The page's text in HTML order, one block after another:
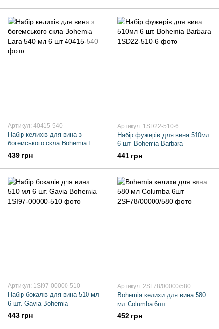
Артикул: 40415-540
Набір келихів для вина з
богемського скла Bohemia Lara
540 мл 6 шт
439 грн
Артикул: 1SD22-510-6
Набір фужерів для вина 510мл
6 шт. Bohemia Barbara
441 грн
Артикул: 1SI97-00000-510
Набір бокалів для вина 510 мл
6 шт. Gavia Bohemia
443 грн
Артикул: 2SF78/00000/580
Bohemia келихи для вина 580
мл Columba 6шт
452 грн